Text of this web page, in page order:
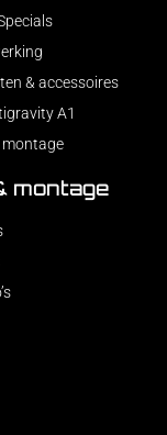
& accessoires
A1
montage
montage